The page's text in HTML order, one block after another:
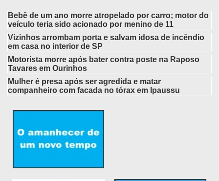
Bebê de um ano morre atropelado por carro; motor do
veículo teria sido acionado por menino de 11
Vizinhos arrombam porta e salvam idosa de incêndio
em casa no interior de SP
Motorista morre após bater contra poste na Raposo
Tavares em Ourinhos
Mulher é presa após ser agredida e matar
companheiro com facada no tórax em Ipaussu